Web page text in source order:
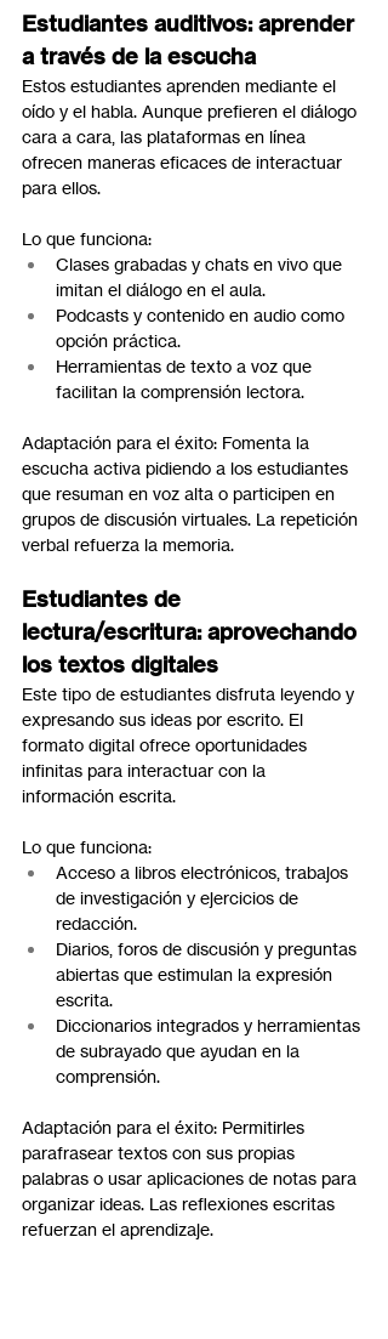
Estudiantes auditivos: aprender
a través de la escucha
Estos estudiantes aprenden mediante el
oído y el habla. Aunque prefieren el diálogo
cara a cara, las plataformas en línea
ofrecen maneras eficaces de interactuar
para ellos.
Lo que funciona:
Clases grabadas y chats en vivo que
imitan el diálogo en el aula.
Podcasts y contenido en audio como
opción práctica.
Herramientas de texto a voz que
facilitan la comprensión lectora.
Adaptación para el éxito: Fomenta la
escucha activa pidiendo a los estudiantes
que resuman en voz alta o participen en
grupos de discusión virtuales. La repetición
verbal refuerza la memoria.
Estudiantes de
lectura/escritura: aprovechando
los textos digitales
Este tipo de estudiantes disfruta leyendo y
expresando sus ideas por escrito. El
formato digital ofrece oportunidades
infinitas para interactuar con la
información escrita.
Lo que funciona:
Acceso a libros electrónicos, trabajos
de investigación y ejercicios de
redacción.
Diarios, foros de discusión y preguntas
abiertas que estimulan la expresión
escrita.
Diccionarios integrados y herramientas
de subrayado que ayudan en la
comprensión.
Adaptación para el éxito: Permitirles
parafrasear textos con sus propias
palabras o usar aplicaciones de notas para
organizar ideas. Las reflexiones escritas
refuerzan el aprendizaje.